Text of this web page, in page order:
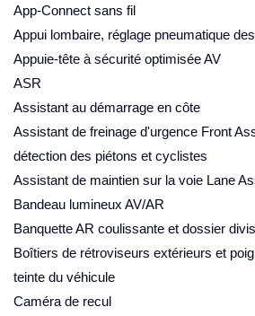
App-Connect sans fil
Appui lombaire, réglage pneumatique
Appuie-tête à sécurité optimisée AV
ASR
Assistant au démarrage en côte
Assistant de freinage d'urgence Front
détection des piétons et cyclistes
Assistant de maintien sur la voie Lane
Bandeau lumineux AV/AR
Banquette AR coulissante et dossier
Boîtiers de rétroviseurs extérieurs et
teinte du véhicule
Caméra de recul